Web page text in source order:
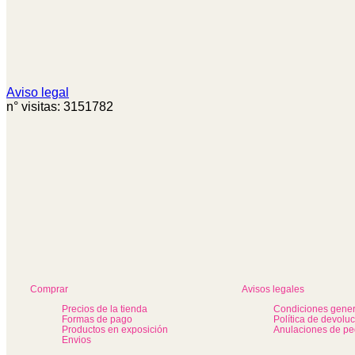
Aviso legal
n° visitas: 3151782
Comprar
Precios de la tienda
Formas de pago
Productos en exposición
Envios
Avisos legales
Condiciones
Política de
Anulaciones de